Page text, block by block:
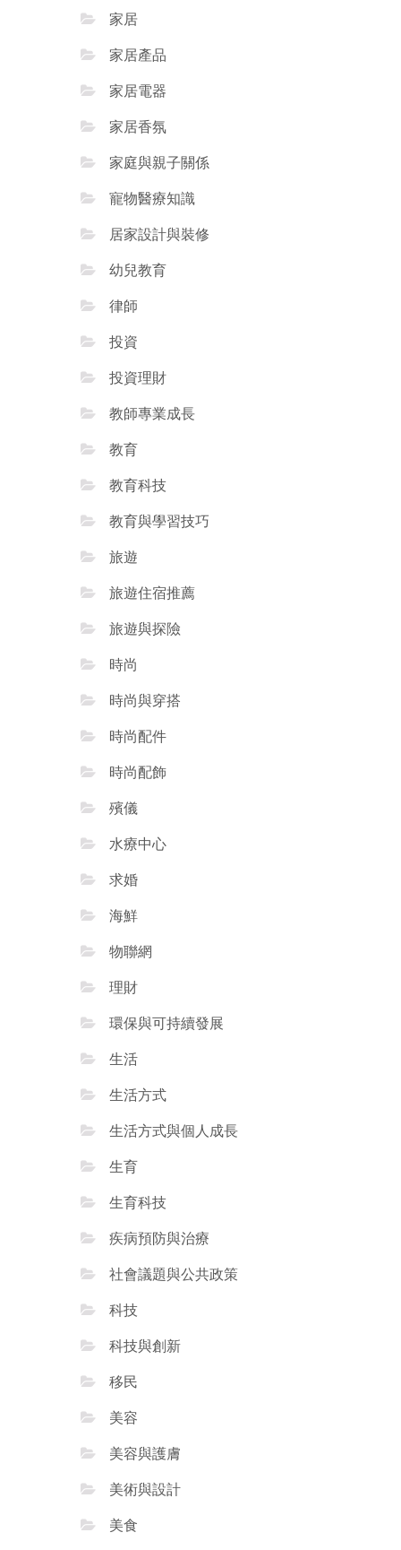
家居
家居產品
家居電器
家居香氛
家庭與親子關係
寵物醫療知識
居家設計與裝修
幼兒教育
律師
投資
投資理財
教師專業成長
教育
教育科技
教育與學習技巧
旅遊
旅遊住宿推薦
旅遊與探險
時尚
時尚與穿搭
時尚配件
時尚配飾
殯儀
水療中心
求婚
海鮮
物聯網
理財
環保與可持續發展
生活
生活方式
生活方式與個人成長
生育
生育科技
疾病預防與治療
社會議題與公共政策
科技
科技與創新
移民
美容
美容與護膚
美術與設計
美食